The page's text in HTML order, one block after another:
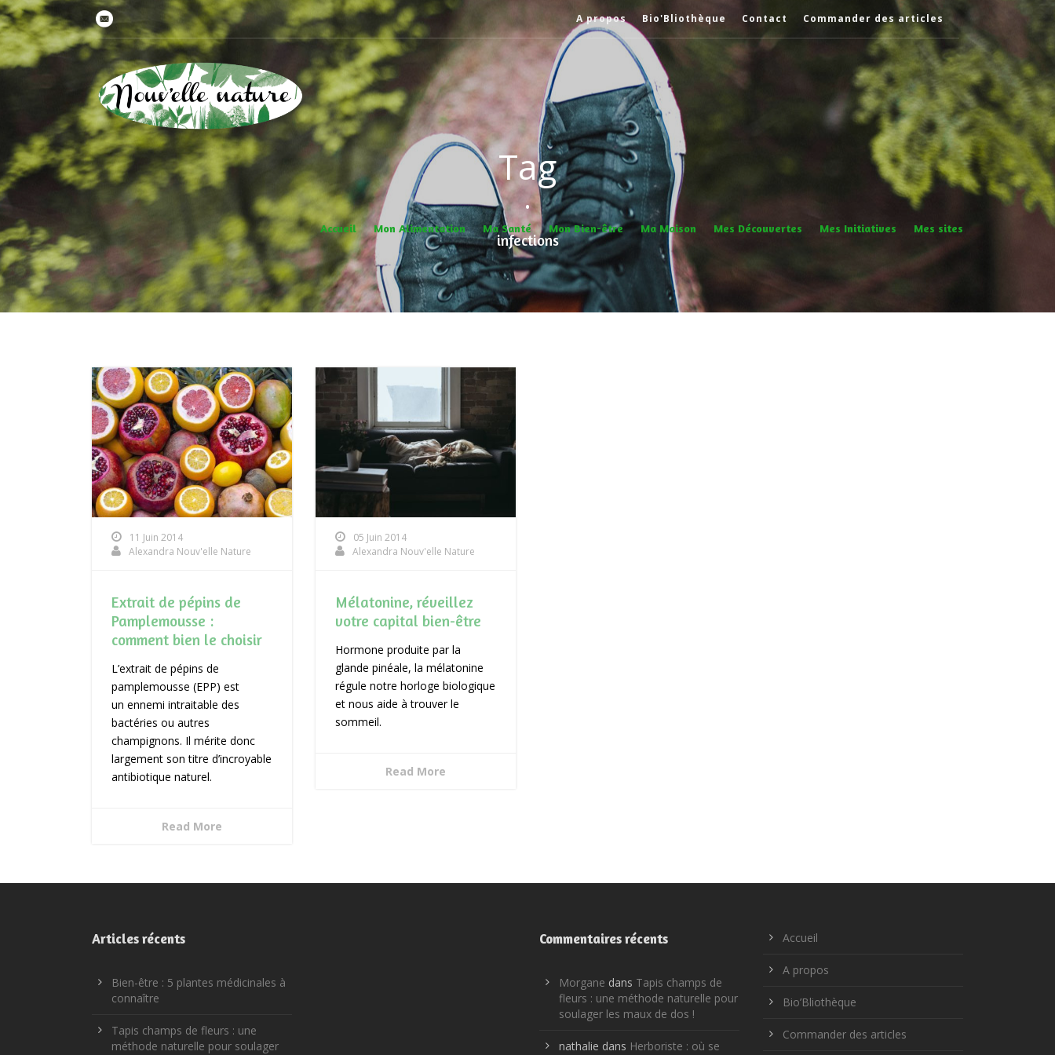
A propos Bio'Bliothèque Contact Commander des articles
Accueil Mon Alimentation Ma Santé Mon Bien-être Ma Maison Mes Découvertes Mes Initiatives Mes sites
Tag
•
infections
11 Juin 2014
Alexandra Nouv'elle Nature
Extrait de pépins de
Pamplemousse :
comment bien le choisir
L’extrait de pépins de
pamplemousse (EPP) est
un ennemi intraitable des
bactéries ou autres
champignons. Il mérite donc
largement son titre d’incroyable
antibiotique naturel.
Read More
05 Juin 2014
Alexandra Nouv'elle Nature
Mélatonine, réveillez
votre capital bien-être
Hormone produite par la
glande pinéale, la mélatonine
régule notre horloge biologique
et nous aide à trouver le
sommeil.
Read More
Articles récents
Bien-être : 5 plantes médicinales à
connaître
Tapis champs de fleurs : une
méthode naturelle pour soulager
Commentaires récents
Morgane dans Tapis champs de
fleurs : une méthode naturelle pour
soulager les maux de dos !
nathalie dans Herboriste : où se
Accueil
A propos
Bio’Bliothèque
Commander des articles